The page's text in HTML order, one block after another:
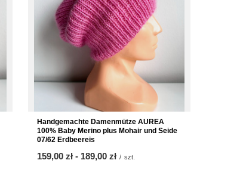
Handgemachte Damenmütze AUREA
100% Baby Merino plus Mohair und Seide
07/62 Erdbeereis
ab
159,00 zł - bis
189,00 zł / szt.